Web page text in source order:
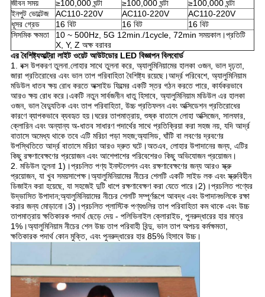
জীবন সময় ≥100,000 ঘন্টা ≥100,000 ঘন্টা
≥100,000 ঘন্টা
ইনপুট ভোল্টেজ
AC110-220V AC110-220V
AC110-220V
ধূসর গ্রেড
16 বিট 16 বিট
16 বিট
সিসমিক ক্ষমতা
10 ~ 500Hz, 5G 12min./1cycle, 72min সময়কাল।প্রতিটি
X, Y, Z অক্ষ বরাবর
এর বৈশিষ্ট্যআল্ট্রা লাইট ওয়েট আউটডোর LED বিজ্ঞাপন বিলবোর্ড
1. বক্স উপকরণ তুলনা.লোহার সাথে তুলনা করে, অ্যালুমিনিয়ামের হালকা ওজন, ভাল দৃঢ়তা,
জারা প্রতিরোধের এবং ভাল তাপ পরিবাহিতা বৈশিষ্ট্য রয়েছে।আর্দ্র পরিবেশে, অ্যালুমিনিয়াম
মডিউল ধাতব ক্ষয় রোধ করতে অক্সাইড ফিল্মের একটি স্তর গঠন করতে পারে, কার্যকরভাবে
আরও ক্ষয় রোধ করে।একটি নতুন সার্বজনীন ধাতু হিসাবে, অ্যালুমিনিয়াম মডিউল এর হালকা
ওজন, ভাল বৈদ্যুতিক এবং তাপ পরিবাহিতা, উচ্চ প্রতিফলন এবং অক্সিডেশন প্রতিরোধের
কারণে ব্যাপকভাবে ব্যবহৃত হয়।ঘরের তাপমাত্রায়, শুষ্ক বাতাসে লোহা অক্সিজেন, সালফার,
ক্লোরিন এবং অন্যান্য অ-ধাতব সাধারণ পদার্থের সাথে প্রতিক্রিয়া করা সহজ নয়, যদি আর্দ্র
বাতাসে অমেধ্য থাকে তবে এটি মরিচা পড়া সহজ;অ্যাসিড, ঘাঁটি বা লবণের দ্রবণের
উপস্থিতিতে আর্দ্র বাতাসে মরিচা আরও দ্রুত ঘটে।অতএব, লোহার উপাদানের জন্য, এটির
কিছু রক্ষণাবেক্ষণের প্রয়োজন এবং আশেপাশের পরিবেশেরও কিছু অভিযোজন প্রয়োজন।
2. মডিউল তুলনা 1)।প্রচলিত পণ্য ইনস্টলেশন এবং রক্ষণাবেক্ষণের জন্য আরও স্ক্রু
প্রয়োজন, যা খুব সময়সাপেক্ষ।অ্যালুমিনিয়ামের নীচের শেলটি একটি সাইড লক এবং স্ক্রুবিহীন
ডিজাইন করা হয়েছে, যা সহজেই দুটি ধাপে রক্ষণাবেক্ষণ করা যেতে পারে।2)।প্রচলিত পণ্যের
উদ্ভাসিত উপাদান;অ্যালুমিনিয়ামের নীচের শেলটি সম্পূর্ণরূপে আবদ্ধ এবং উপাদানগুলিকে রক্ষা
করার জন্য মোড়ানো।3)।প্রচলিত প্লাস্টিক পণ্যগুলির তাপ পরিবাহিতা কম থাকে এবং উচ্চ
তাপমাত্রায় ক্ষতিকারক পদার্থ ছেড়ে দেয় - পলিভিনাইল ক্লোরাইড, পুনরুদ্ধারের হার মাত্র
1%।অ্যালুমিনিয়াম নীচের শেল উচ্চ তাপ পরিবাহী বিন্দু, ভাল তাপ অপচয় কর্মক্ষমতা,
ক্ষতিকারক পদার্থ কোন মুক্তি, এবং পুনরুদ্ধারের হার 85% হিসাবে উচ্চ।